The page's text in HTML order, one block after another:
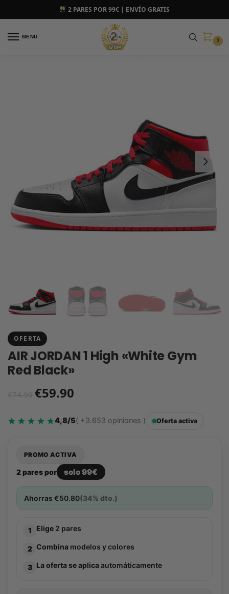
2 PARES POR 99€ | ENVÍO GRATIS
MENU
0
OFERTA
AIR JORDAN 1 High «White Gym
Red Black»
€74.90 €59.90
4,8/5( +3.653 opiniones ) Oferta activa
PROMO ACTIVA
2 pares por solo 99€
Ahorras €50.80(34% dto.)
1 Elige 2 pares
2 Combina modelos y colores
3 La oferta se aplicaautomáticamente